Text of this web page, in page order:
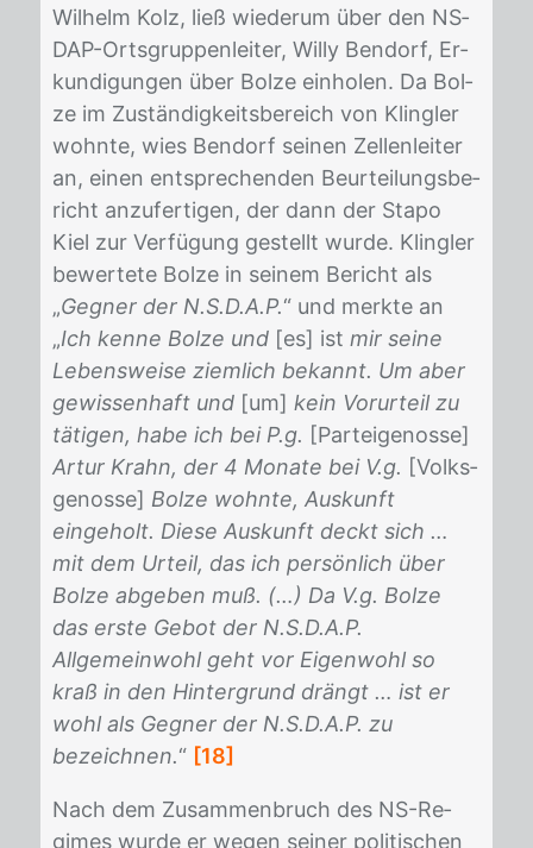
Wil­helm Kolz, ließ wie­der­um über den NS­
DAP-Orts­grup­pen­lei­ter, Wil­ly Ben­dorf, Er­
kun­di­gun­gen über Bol­ze ein­ho­len. Da Bol­
ze im Zu­stän­dig­keits­be­reich von Kling­ler
wohn­te, wies Ben­dorf sei­nen Zel­len­lei­ter
an, ei­nen ent­spre­chen­den Be­ur­tei­lungs­be­
richt an­zu­fer­ti­gen, der dann der Sta­po
Kiel zur Ver­fü­gung ge­stellt wur­de. Kling­ler
be­wer­te­te Bol­ze in sei­nem Be­richt als
„Gegner der N.S.D.A.P.“ und merk­te an
„Ich kenne Bolze und [es] ist mir seine
Lebensweise ziemlich bekannt. Um aber
gewissenhaft und [um] kein Vorurteil zu
tätigen, habe ich bei P.g. [Par­tei­ge­nos­se]
Artur Krahn, der 4 Monate bei V.g. [Volks­
ge­nos­se] Bolze wohnte, Auskunft
eingeholt. Diese Auskunft deckt sich …
mit dem Urteil, das ich persönlich über
Bolze abgeben muß. (…) Da V.g. Bolze
das erste Gebot der N.S.D.A.P.
Allgemeinwohl geht vor Eigenwohl so
kraß in den Hintergrund drängt … ist er
wohl als Gegner der N.S.D.A.P. zu
bezeichnen.“ [18]
Nach dem Zu­sam­men­bruch des NS-Re­
gimes wur­de er we­gen sei­ner po­li­ti­schen